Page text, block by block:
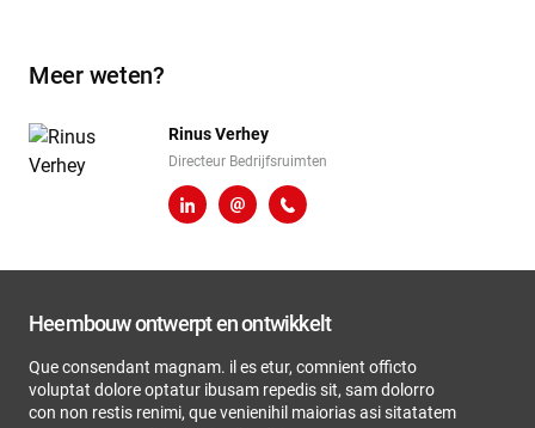
Meer weten?
Rinus Verhey
Directeur Bedrijfsruimten
LinkedInr.verhey@heembouw.nl
071 - 332 00 50
Heembouw ontwerpt en ontwikkelt
Que consendant magnam. il es etur, comnient officto
voluptat dolore optatur ibusam repedis sit, sam dolorro
con non restis renimi, que venienihil maiorias asi sitatatem